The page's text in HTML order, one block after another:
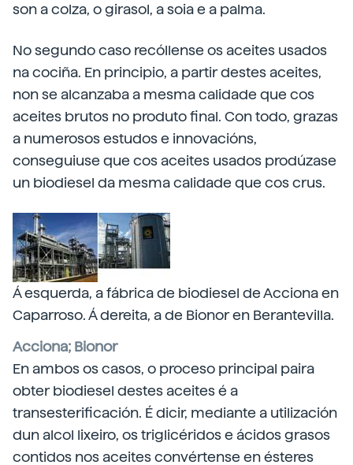
son a colza, o girasol, a soia e a palma.
No segundo caso recóllense os aceites usados
na cociña. En principio, a partir destes aceites,
non se alcanzaba a mesma calidade que cos
aceites brutos no produto final. Con todo, grazas
a numerosos estudos e innovacións,
conseguiuse que cos aceites usados prodúzase
un biodiesel da mesma calidade que cos crus.
Á esquerda, a fábrica de biodiesel de Acciona en
Caparroso. Á dereita, a de Bionor en Berantevilla.
Acciona; Bionor
En ambos os casos, o proceso principal paira
obter biodiesel destes aceites é a
transesterificación. É dicir, mediante a utilización
dun alcol lixeiro, os triglicéridos e ácidos grasos
contidos nos aceites convértense en ésteres